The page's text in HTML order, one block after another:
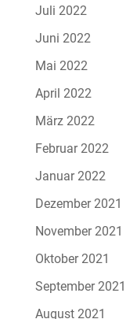
Juli 2022
Juni 2022
Mai 2022
April 2022
März 2022
Februar 2022
Januar 2022
Dezember 2021
November 2021
Oktober 2021
September 2021
August 2021